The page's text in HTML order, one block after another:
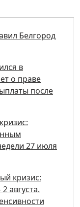
Белгород
в
о праве
после
27 июля
кризис:
августа.